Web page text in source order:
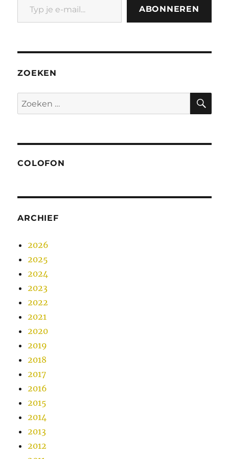
ABONNEREN
ZOEKEN
Zoeken
naar:
COLOFON
ARCHIEF
2026
2025
2024
2023
2022
2021
2020
2019
2018
2017
2016
2015
2014
2013
2012